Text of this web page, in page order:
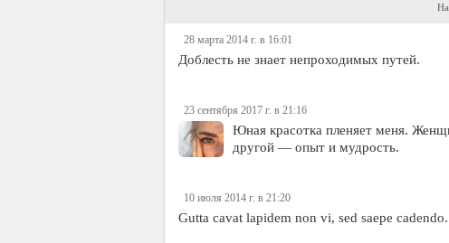
28 марта 2014 г. в 16:01
Доблесть не знает непроходимых путей.
23 сентября 2017 г. в 21:16
Юная красотка пленяет меня.
другой — опыт и мудрость.
10 июля 2014 г. в 21:20
Gutta cavat lapidem non vi, sed saepe